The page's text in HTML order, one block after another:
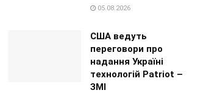
05.08.2026
США ведуть
переговори про
надання Україні
технологій Patriot –
ЗМІ